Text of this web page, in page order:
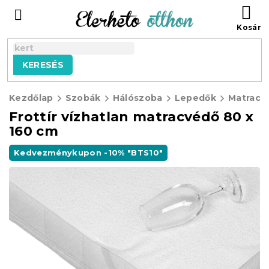
tartalomhoz
KERESÉS
Kezdőlap Szobák Hálószoba Lepedők
Frottír vízhatlan matracvédő 80 x
160 cm
Kedvezménykupon -10% "BTS10"